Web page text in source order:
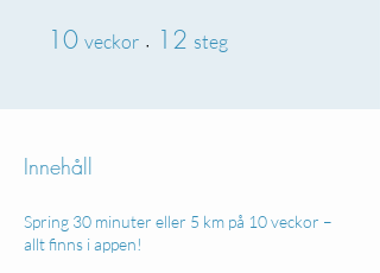
10 veckor
10 veckor
12 steg
Innehåll
Spring 30 minuter eller 5 km på 10 veckor –
allt finns i appen!